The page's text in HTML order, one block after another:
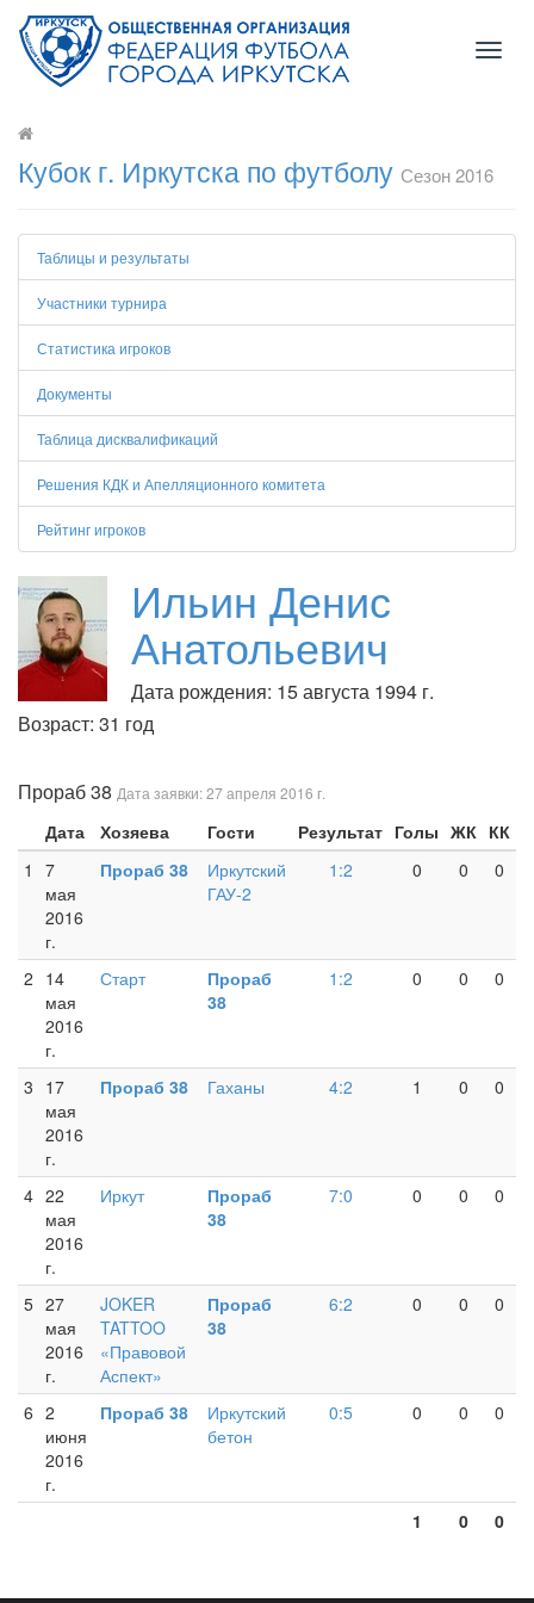
Кубок г. Иркутска по футболу Сезон 2016
Таблицы и результаты
Участники турнира
Статистика игроков
Документы
Таблица дисквалификаций
Решения КДК и Апелляционного комитета
Рейтинг игроков
Ильин Денис
Анатольевич
Дата рождения: 15 августа 1994 г.
Возраст: 31 год
Прораб 38 Дата заявки: 27 апреля 2016 г.
Дата Хозяева Гости Результат Голы ЖК КК
1
7
мая
2016
г.
Прораб 38
Иркутский
ГАУ-2
1:2 0 0 0
2 14
мая
2016
г.
Старт
Прораб
38
1:2 0 0 0
3 17
мая
2016
г.
Прораб 38 Гаханы 4:2 1 0 0
4 22
мая
2016
г.
Иркут
Прораб
38
7:0 0 0 0
5 27
мая
2016
г.
JOKER
TATTOO
«Правовой
Аспект»
Прораб
38
6:2 0 0 0
6 2
июня
2016
г.
Прораб 38
Иркутский
бетон
0:5 0 0 0
1 0 0